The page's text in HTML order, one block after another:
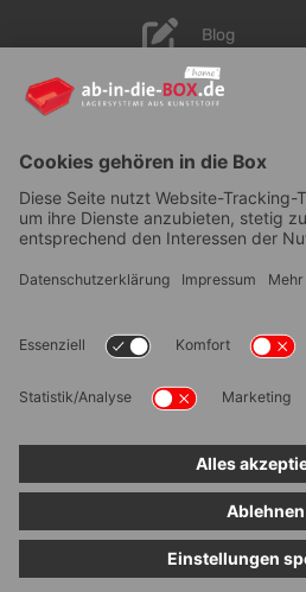
Blog
YouTube
Bestellvorgang|
© ab-in-die-